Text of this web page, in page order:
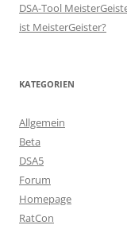
DSA-Tool
ist MeisterGeister?
KATEGORIEN
Allgemein
Beta
DSA5
Forum
Homepage
RatCon